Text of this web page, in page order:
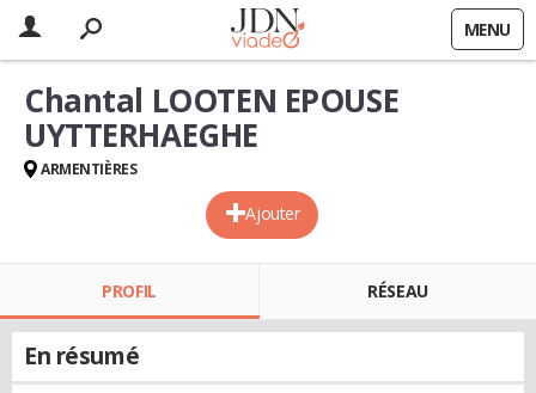
MENU
Ajouter
Chantal LOOTEN EPOUSE
UYTTERHAEGHE
ARMENTIÈRES
PROFIL RÉSEAU
En résumé